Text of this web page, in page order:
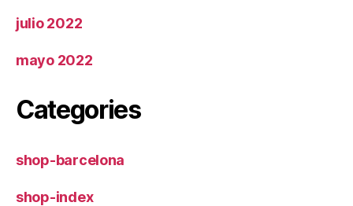
julio 2022
mayo 2022
Categories
shop-barcelona
shop-index